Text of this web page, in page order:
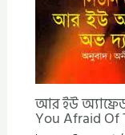
আর ইউ
You Afraid Of